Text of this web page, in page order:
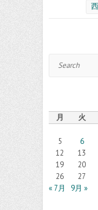
月 火
5
6
12
13
19
20
26
27
« 7月
9月 »